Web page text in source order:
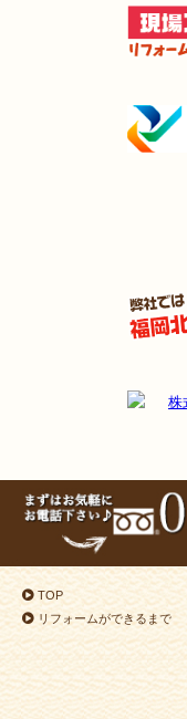
TOP
リフォームができるまで